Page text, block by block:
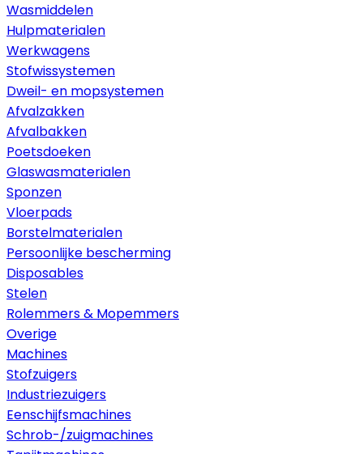
Wasmiddelen
Hulpmaterialen
Werkwagens
Stofwissystemen
Dweil- en mopsystemen
Afvalzakken
Afvalbakken
Poetsdoeken
Glaswasmaterialen
Sponzen
Vloerpads
Borstelmaterialen
Persoonlijke bescherming
Disposables
Stelen
Rolemmers & Mopemmers
Overige
Machines
Stofzuigers
Industriezuigers
Eenschijfsmachines
Schrob-/zuigmachines